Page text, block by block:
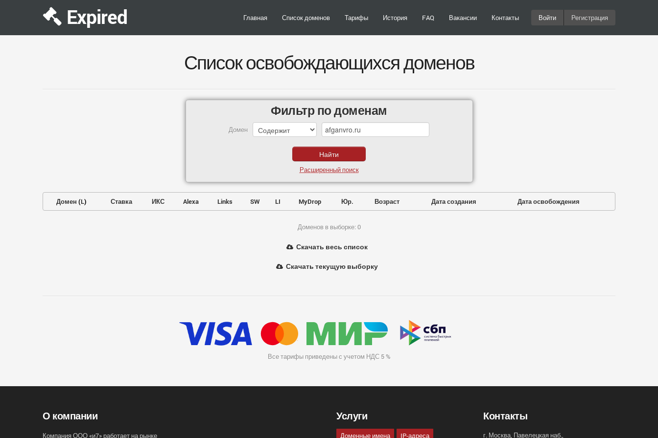
Expired Главная Список доменов Тарифы История FAQ Вакансии Контакты Войти Регистрация
Список освобождающихся доменов
Фильтр по доменам
Домен
Расширенный поиск
Домен (L) Ставка ИКС Alexa Links SW LI MyDrop Юр. Возраст Дата создания Дата освобождения
Доменов в выборке: 0
Скачать весь список
Скачать текущую выборку
Все тарифы приведены с учетом НДС 5 %
О компании
Компания ООО «и7» работает на рынке
Услуги
Доменные имена IP-адреса
Контакты
г. Москва, Павелецкая наб.,